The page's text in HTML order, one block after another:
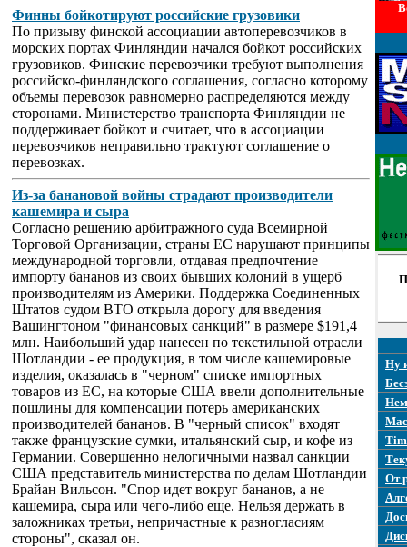
Финны бойкотируют российские грузовики
По призыву финской ассоциации автоперевозчиков в
морских портах Финляндии начался бойкот российских
грузовиков. Финские перевозчики требуют выполнения
российско-финляндского соглашения, согласно которому
объемы перевозок равномерно распределяются между
сторонами. Министерство транспорта Финляндии не
поддерживает бойкот и считает, что в ассоциации
перевозчиков неправильно трактуют соглашение о
перевозках.
Из-за банановой войны страдают производители
кашемира и сыра
Согласно решению арбитражного суда Всемирной
Торговой Организации, страны ЕС нарушают принципы
международной торговли, отдавая предпочтение
импорту бананов из своих бывших колоний в ущерб
производителям из Америки. Поддержка Соединенных
Штатов судом ВТО открыла дорогу для введения
Вашингтоном "финансовых санкций" в размере $191,4
млн. Наибольший удар нанесен по текстильной отрасли
Шотландии - ее продукция, в том числе кашемировые
изделия, оказалась в "черном" списке импортных
товаров из ЕС, на которые США ввели дополнительные
пошлины для компенсации потерь американских
производителей бананов. В "черный список" входят
также французские сумки, итальянский сыр, и кофе из
Германии. Совершенно нелогичными назвал санкции
США представитель министерства по делам Шотландии
Брайан Вильсон. "Спор идет вокруг бананов, а не
кашемира, сыра или чего-либо еще. Нельзя держать в
заложниках третьи, непричастные к разногласиям
стороны", сказал он.
Ну
От